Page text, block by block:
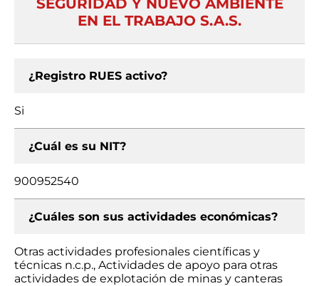
SEGURIDAD Y NUEVO AMBIENTE
EN EL TRABAJO S.A.S.
¿Registro RUES activo?
Si
¿Cuál es su NIT?
900952540
¿Cuáles son sus actividades económicas?
Otras actividades profesionales científicas y
técnicas n.c.p., Actividades de apoyo para otras
actividades de explotación de minas y canteras